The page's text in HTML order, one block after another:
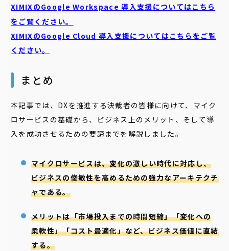
XIMIXのGoogle Workspace 導入支援についてはこちら
をご覧ください。
XIMIXのGoogle Cloud 導入支援についてはこちらをご覧
ください。
まとめ
本記事では、DXを推進する決裁者の皆様に向けて、マイク
ロサービスの基礎から、ビジネス上のメリット、そして導
入を成功させるための要諦までを解説しました。
マイクロサービスは、変化の激しい時代に対応し、
ビジネスの俊敏性を高めるための強力なアーキテクチ
ャである。
メリットは「市場投入までの時間短縮」「変化への
柔軟性」「コスト最適化」など、ビジネス価値に直結
する。